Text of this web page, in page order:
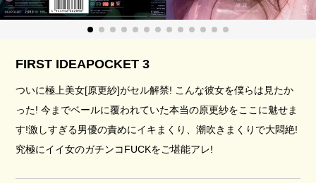
FIRST IDEAPOCKET 3
ついに極上美女[原更紗]がセル解禁! こんな彼女を僕らは見たか
った! 今までベールに覆われていた本当の原更紗をここに魅せま
す!激しすぎる男優の責めにイキまくり、潮吹きまくりで大悶絶!
究極にイイ女のガチンコFUCKをご堪能アレ!